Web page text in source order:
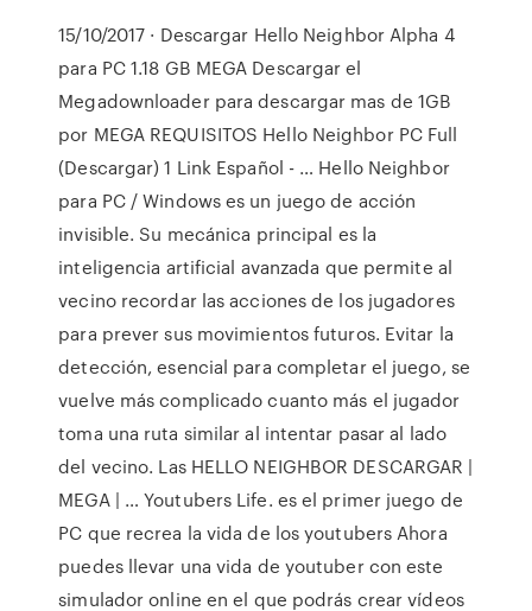
15/10/2017 · Descargar Hello Neighbor Alpha 4
para PC 1.18 GB MEGA Descargar el
Megadownloader para descargar mas de 1GB
por MEGA REQUISITOS Hello Neighbor PC Full
(Descargar) 1 Link Español - … Hello Neighbor
para PC / Windows es un juego de acción
invisible. Su mecánica principal es la
inteligencia artificial avanzada que permite al
vecino recordar las acciones de los jugadores
para prever sus movimientos futuros. Evitar la
detección, esencial para completar el juego, se
vuelve más complicado cuanto más el jugador
toma una ruta similar al intentar pasar al lado
del vecino. Las HELLO NEIGHBOR DESCARGAR |
MEGA | … Youtubers Life. es el primer juego de
PC que recrea la vida de los youtubers Ahora
puedes llevar una vida de youtuber con este
simulador online en el que podrás crear vídeos